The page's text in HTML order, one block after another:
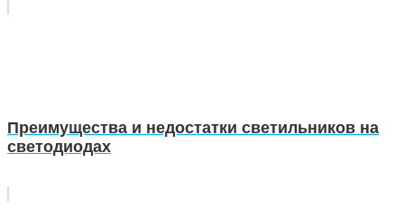
Преимущества и недостатки светильников на
светодиодах